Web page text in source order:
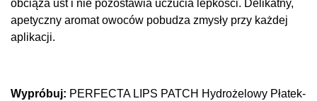
obciąża ust i nie pozostawia uczucia lepkości. Delikatny,
apetyczny aromat owoców pobudza zmysły przy każdej
aplikacji.
Wypróbuj: PERFECTA LIPS PATCH Hydrożelowy Płatek-